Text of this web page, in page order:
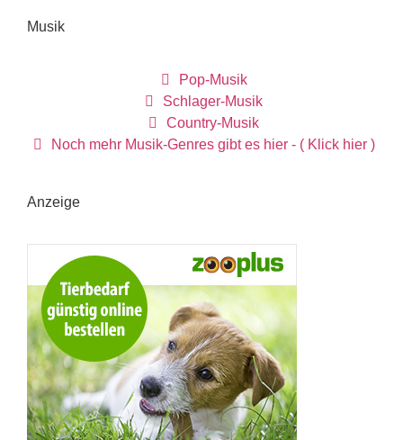
Musik
Pop-Musik
Schlager-Musik
Country-Musik
Noch mehr Musik-Genres gibt es hier - ( Klick hier )
Anzeige